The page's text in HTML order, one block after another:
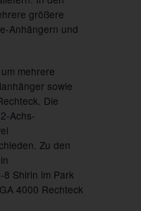
größere
Anhängern und
mehrere
sowie
Die
Achs-
Zu den
Shirin im Park
4000 Rechteck